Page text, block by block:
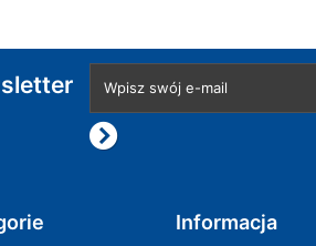
Informacja